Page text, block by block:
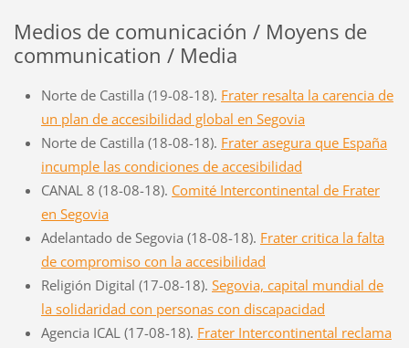
Medios de comunicación / Moyens de
communication / Media
Norte de Castilla (19-08-18). Frater resalta la carencia de
un plan de accesibilidad global en Segovia
Norte de Castilla (18-08-18). Frater asegura que España
incumple las condiciones de accesibilidad
CANAL 8 (18-08-18). Comité Intercontinental de Frater
en Segovia
Adelantado de Segovia (18-08-18). Frater critica la falta
de compromiso con la accesibilidad
Religión Digital (17-08-18). Segovia, capital mundial de
la solidaridad con personas con discapacidad
Agencia ICAL (17-08-18). Frater Intercontinental reclama